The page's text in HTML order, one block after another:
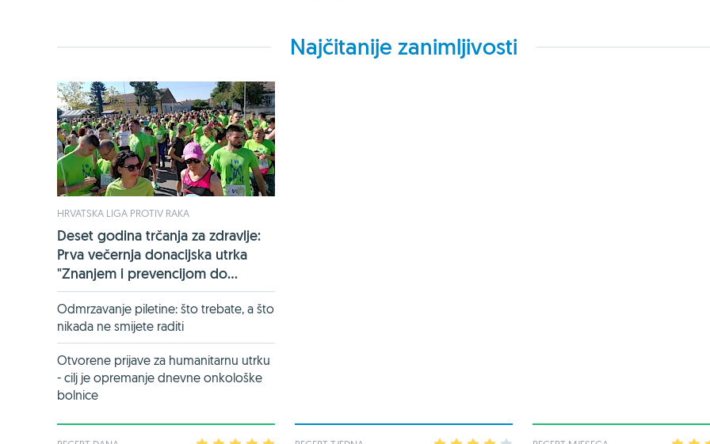
Najčitanije zanimljivosti
HRVATSKA LIGA PROTIV RAKA
Deset godina trčanja za zdravlje:
Prva večernja donacijska utrka
"Znanjem i prevencijom do...
Odmrzavanje piletine: što trebate, a što
nikada ne smijete raditi
Otvorene prijave za humanitarnu utrku
- cilj je opremanje dnevne onkološke
bolnice